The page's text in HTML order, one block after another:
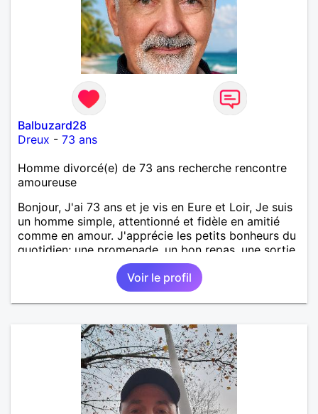
Balbuzard28
Dreux - 73 ans
Homme divorcé(e) de 73 ans recherche rencontre
amoureuse
Bonjour, J'ai 73 ans et je vis en Eure et Loir, Je suis
un homme simple, attentionné et fidèle en amitié
comme en amour. J'apprécie les petits bonheurs du
quotidien; une promenade, un bon repas, une sortie,
une discision agréable ou un moment de détente à
deux. Je souhaite rencontrer une femme douce,
honnête et bienveillante, avec qui partager des
moments de complicité, de rire et de confiance. Je
une belle amitié et qu'il n'est jamais trop tard pour
écrire une nouvelle histoire. Si vous aimez les
échanges sincères, les valeurs de respect et de
simplicité, nous pourrions faire connaissance autour
d'un café suivi d'une balade, sans précipitation et
laisser le temps faire le reste. Au plaisir de vous lire.
Voir le profil